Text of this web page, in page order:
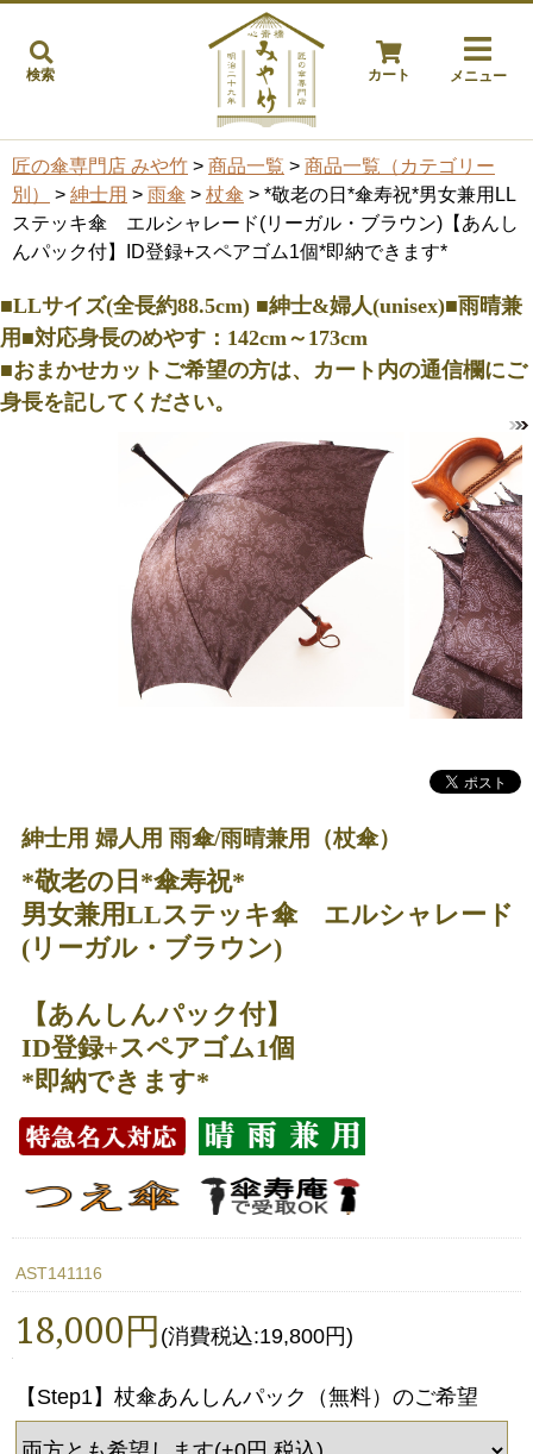
検索 カート メニュー
匠の傘専門店 みや竹 > 商品一覧 > 商品一覧（カテゴリー
別）
> 紳士用 > 雨傘 > 杖傘 > *敬老の日*傘寿祝*男女兼用LL
ステッキ傘 エルシャレード(リーガル・ブラウン)【あんし
んパック付】ID登録+スペアゴム1個*即納できます*
■LLサイズ(全長約88.5cm) ■紳士&婦人(unisex)■雨晴兼
用■対応身長のめやす：142cm～173cm
■おまかせカットご希望の方は、カート内の通信欄にご
身長を記してください。
紳士用 婦人用 雨傘/雨晴兼用（杖傘）
*敬老の日*傘寿祝*
男女兼用LLステッキ傘 エルシャレード
(リーガル・ブラウン)
【あんしんパック付】
ID登録+スペアゴム1個
*即納できます*
AST141116
18,000円 (消費税込:19,800円)
【Step1】杖傘あんしんパック（無料）のご希望